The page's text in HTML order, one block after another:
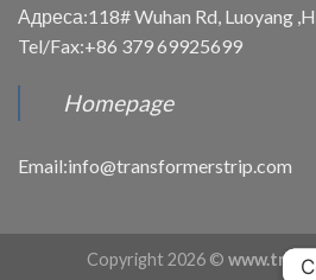
Адреса:118# Wuhan Rd, Luoyang
Tel/Fax:+86 379 69925699
Homepage
Email:info@transformerstrip.com
Copyright 2026 ©